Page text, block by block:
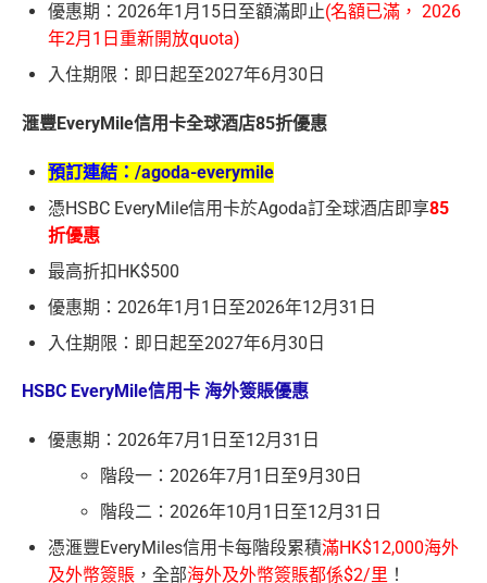
優惠期：2026年1月15日至額滿即止(名額已滿， 2026
年2月1日重新開放quota)
入住期限：即日起至2027年6月30日
滙豐EveryMile信用卡全球酒店85折優惠
預訂連結： /agoda-everymile
憑HSBC EveryMile信用卡於Agoda訂全球酒店即享85
折優惠
最高折扣HK$500
優惠期：2026年1月1日至2026年12月31日
入住期限：即日起至2027年6月30日
HSBC EveryMile信用卡 海外簽賬優惠
優惠期：2026年7月1日至12月31日
階段一：2026年7月1日至9月30日
階段二：2026年10月1日至12月31日
憑滙豐EveryMiles信用卡每階段累積滿HK$12,000海外
及外幣簽賬 ，全部海外及外幣簽賬都係$2/里 ！